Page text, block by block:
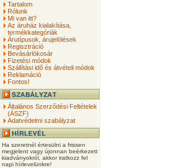
Tartalom
Rólunk
Mi van itt?
Az áruház kialakítása,
termékkategóriák
Árutípusok, árujelölések
Regisztráció
Bevásárlókosár
Fizetési módok
Szállítási idő és átvételi módok
Reklamáció
Fontos!
Általános Szerződési Feltételek
(ÁSZF)
Adatvédelmi szabályzat
Ha szeretnél értesülni a frissen
megjelent vagy újonnan beérkezett
kiadványokról, akkor iratkozz fel
napi hírlevelünkre!